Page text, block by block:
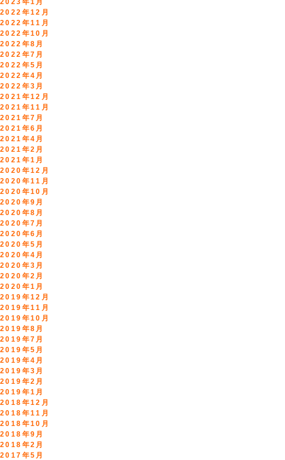
2023年1月
2022年12月
2022年11月
2022年10月
2022年8月
2022年7月
2022年5月
2022年4月
2022年3月
2021年12月
2021年11月
2021年7月
2021年6月
2021年4月
2021年2月
2021年1月
2020年12月
2020年11月
2020年10月
2020年9月
2020年8月
2020年7月
2020年6月
2020年5月
2020年4月
2020年3月
2020年2月
2020年1月
2019年12月
2019年11月
2019年10月
2019年8月
2019年7月
2019年5月
2019年4月
2019年3月
2019年2月
2019年1月
2018年12月
2018年11月
2018年10月
2018年9月
2018年2月
2017年5月